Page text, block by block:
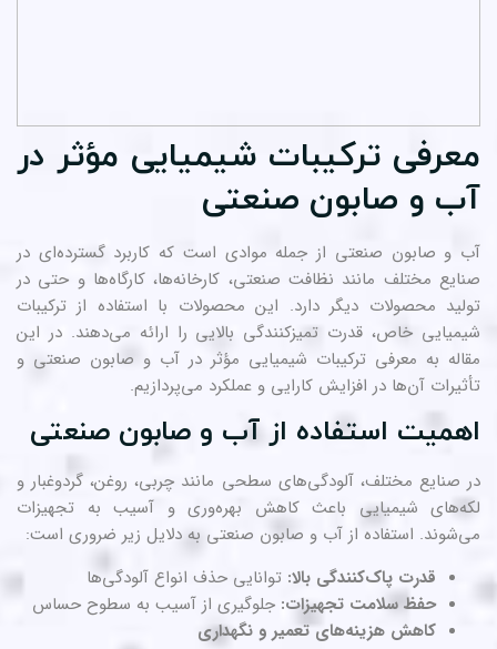
ترکیبات شیمیایی مؤثر در
و صابون صنعتی
و صابون صنعتی از جمله موادی است که کاربرد گسترده‌ای در
مختلف مانند نظافت صنعتی، کارخانه‌ها، کارگاه‌ها و حتی در
محصولات دیگر دارد. این محصولات با استفاده از ترکیبات
خاص، قدرت تمیزکنندگی بالایی را ارائه می‌دهند. در این
به معرفی ترکیبات شیمیایی مؤثر در آب و صابون صنعتی و
آن‌ها در افزایش کارایی و عملکرد می‌پردازیم.
استفاده از آب و صابون صنعتی
صنایع مختلف، آلودگی‌های سطحی مانند چربی، روغن، گردوغبار و
شیمیایی باعث کاهش بهره‌وری و آسیب به تجهیزات
استفاده از آب و صابون صنعتی به دلایل زیر ضروری است:
قدرت پاک‌کنندگی بالا: توانایی حذف انواع آلودگی‌ها
حفظ سلامت تجهیزات:جلوگیری از آسیب به سطوح حساس
کاهش هزینه‌های تعمیر و نگهداری